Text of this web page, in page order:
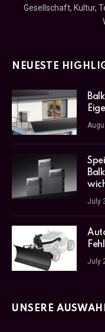
Gesellschaft, Kultur,
NEUESTE
July
July
UNSERE